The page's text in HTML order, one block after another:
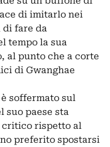
di imitarlo nei
di fare da
tempo la sua
al punto che a corte
di Gwanghae
soffermato sul
suo paese sta
critico rispetto al
preferito spostarsi